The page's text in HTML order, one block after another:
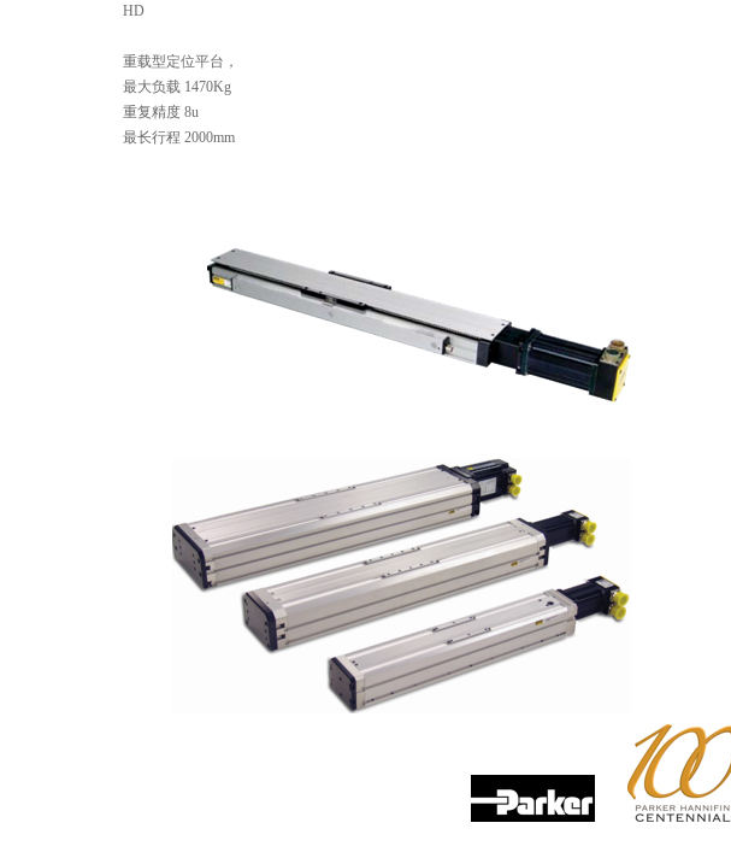
HD
重载型定位平台，
最大负载 1470Kg
重复精度 8u
最长行程 2000mm